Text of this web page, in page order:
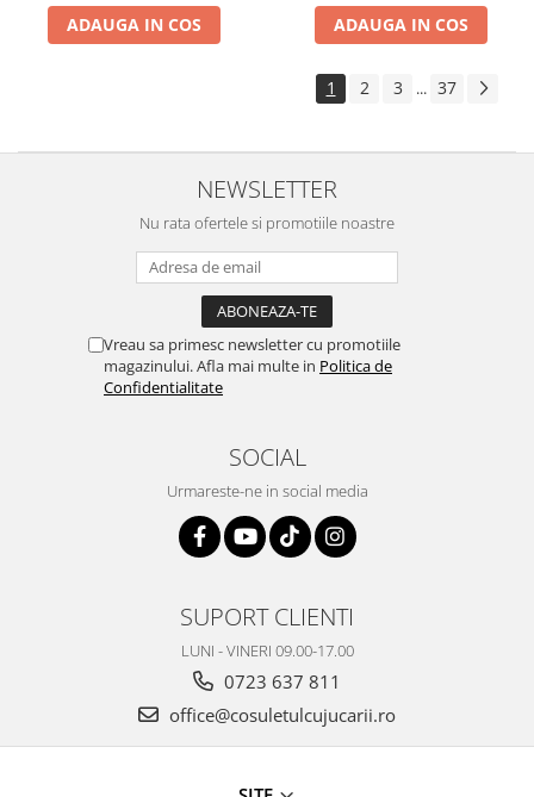
ADAUGA IN COS ADAUGA IN COS
1 2 3 ... 37
NEWSLETTER
Nu rata ofertele si promotiile noastre
Vreau sa primesc newsletter cu promotiile
magazinului. Afla mai multe in Politica de
Confidentialitate
SOCIAL
Urmareste-ne in social media
SUPORT CLIENTI
LUNI - VINERI 09.00-17.00
0723 637 811
office@cosuletulcujucarii.ro